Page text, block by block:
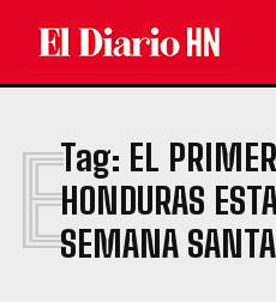
Tag: EL
HONDURAS
SEMANA
E